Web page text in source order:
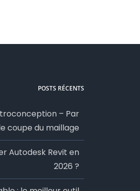
POSTS RÉCENTS
– Par
coupe du maillage
Autodesk Revit en
2026 ?